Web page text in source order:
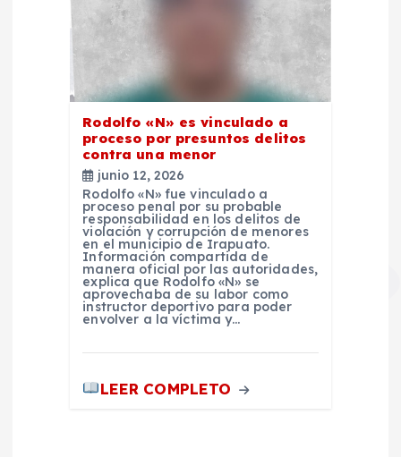
Rodolfo «N» es vinculado a
proceso por presuntos delitos
contra una menor
junio 12, 2026
Rodolfo «N» fue vinculado a
proceso penal por su probable
responsabilidad en los delitos de
violación y corrupción de menores
en el municipio de Irapuato.
Información compartida de
manera oficial por las autoridades,
explica que Rodolfo «N» se
aprovechaba de su labor como
instructor deportivo para poder
envolver a la víctima y…
LEER COMPLETO